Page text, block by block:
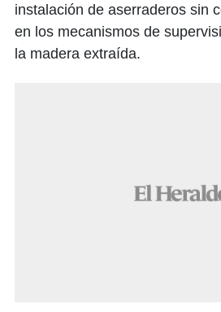
instalación de aserraderos sin
en los mecanismos de
la madera extraída.